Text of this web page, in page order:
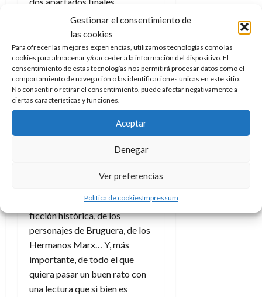
Gestionar el consentimiento de
las cookies
Para ofrecer las mejores experiencias, utilizamos tecnologías como las
cookies para almacenar y/o acceder a la información del dispositivo. El
consentimiento de estas tecnologías nos permitirá procesar datos como el
comportamiento de navegación o las identificaciones únicas en este sitio.
No consentir o retirar el consentimiento, puede afectar negativamente a
ciertas características y funciones.
Aceptar
Denegar
Ver preferencias
Política de cookiesImpressum
explicando quién es quién, el
cuándo y el cómo deWinston
Churchill,Ian Fleming, Juan
March y Ramón Serrano
Suñer, entre otros. Este
último, además, tiene
dedicado por completo el
Himmler se convierte en una
obra muy completa que
historia, del humor, de la
ficción histórica, de los
personajes de Bruguera, de los
Hermanos Marx… Y, más
importante, de todo el que
quiera pasar un buen rato con
una lectura que si bien es
r
a
9
julio
2026
r
n
o
de
p
o
c
a
l
i
s
julio